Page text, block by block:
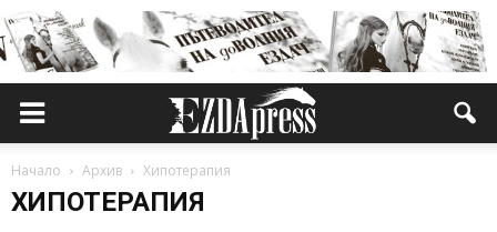
Начало Архив Хипотерапия
ХИПОТЕРАПИЯ